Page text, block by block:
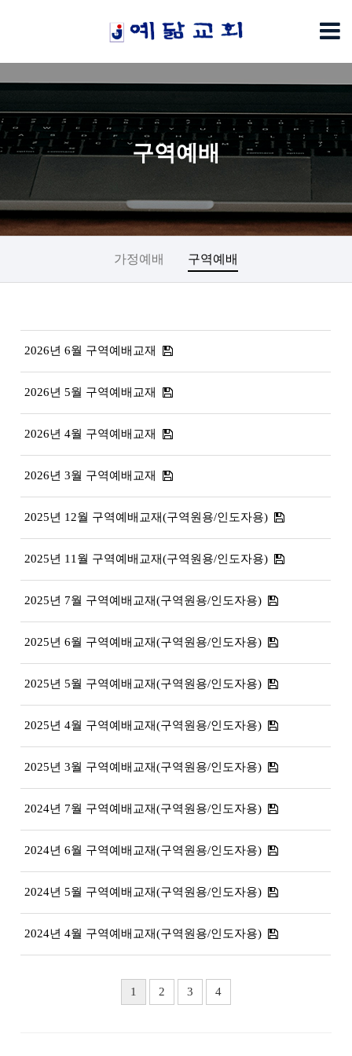
구역예배
가정예배 구역예배
2026년 6월 구역예배교재
2026년 5월 구역예배교재
2026년 4월 구역예배교재
2026년 3월 구역예배교재
2025년 12월 구역예배교재(구역원용/인도자용)
2025년 11월 구역예배교재(구역원용/인도자용)
2025년 7월 구역예배교재(구역원용/인도자용)
2025년 6월 구역예배교재(구역원용/인도자용)
2025년 5월 구역예배교재(구역원용/인도자용)
2025년 4월 구역예배교재(구역원용/인도자용)
2025년 3월 구역예배교재(구역원용/인도자용)
2024년 7월 구역예배교재(구역원용/인도자용)
2024년 6월 구역예배교재(구역원용/인도자용)
2024년 5월 구역예배교재(구역원용/인도자용)
2024년 4월 구역예배교재(구역원용/인도자용)
1 2 3 4